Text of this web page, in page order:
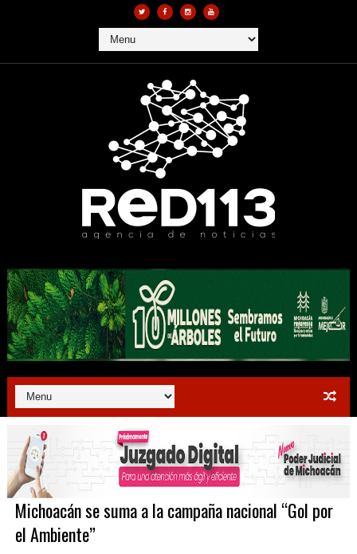
Michoacán se suma a la campaña nacional “Gol por
el Ambiente”